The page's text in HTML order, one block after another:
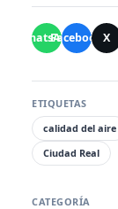
WhatsApp
Facebook X
ETIQUETAS
calidad del aire
Ciudad Real
CATEGORÍA